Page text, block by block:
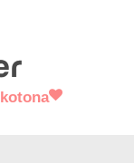
kotona